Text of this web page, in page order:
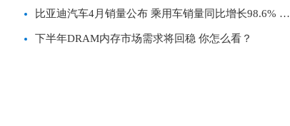
吗？
比亚迪汽车4月销量公布 乘用车销量同比增长98.6% 你
知道吗？
下半年DRAM内存市场需求将回稳 你怎么看？